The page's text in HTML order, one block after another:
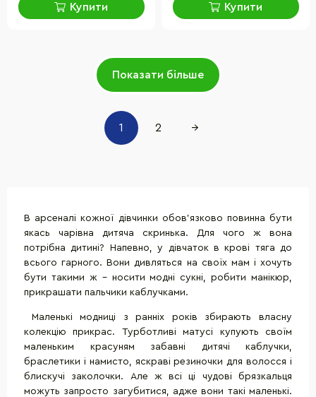
Купити Купити
Показати більше
1 2 →
В арсеналі кожної дівчинки обов'язково повинна бути
якась чарівна дитяча скринька. Для чого ж вона
потрібна дитині? Напевно, у дівчаток в крові тяга до
всього гарного. Вони дивляться на своїх мам і хочуть
бути такими ж - носити модні сукні, робити манікюр,
прикрашати пальчики каблучками.
Маленькі модниці з ранніх років збирають власну
колекцію прикрас. Турботливі матусі купують своїм
маленьким красуням забавні дитячі каблучки,
браслетики і намисто, яскраві резиночки для волосся і
блискучі заколочки. Але ж всі ці чудові брязкальця
можуть запросто загубитися, адже вони такі маленькі.